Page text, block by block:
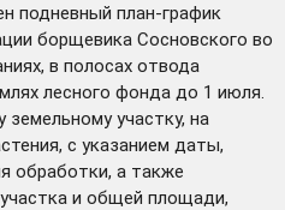
подневный план-график
борщевика Сосновского во
в полосах отвода
лесного фонда до 1 июля.
участку, на
с указанием даты,
обработки, а также
и общей площади,